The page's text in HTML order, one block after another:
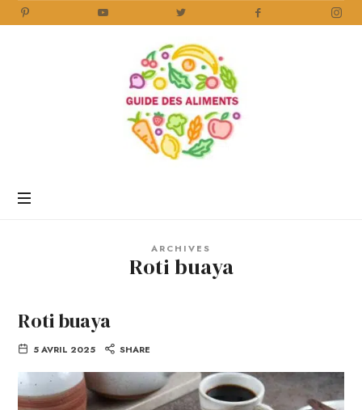
Aliments
ARCHIVES
Roti buaya
Roti buaya
5 AVRIL 2025 SHARE